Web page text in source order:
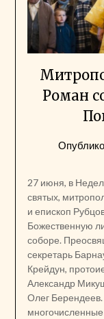
Роман
27 июня, в
святых,
и епископ
Божественную
соборе.
секретарь
Крейдун,
Александр
Олег